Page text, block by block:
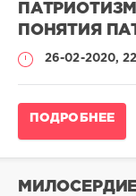
admina
0
0
ПОНЯТИЯ
26-02-2020,
Определение
admina
ПОДРОБНЕЕ